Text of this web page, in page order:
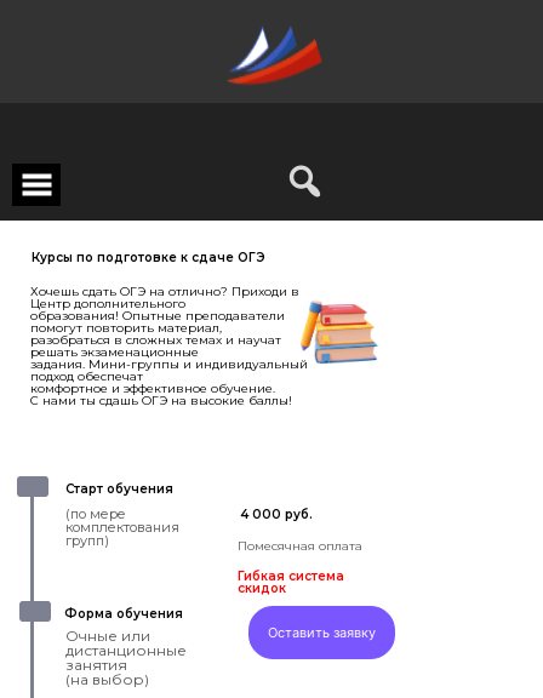
Курсы по подготовке к сдаче ОГЭ
Хочешь сдать ОГЭ на отлично? Приходи в
Центр дополнительного
образования! Опытные преподаватели
помогут повторить материал,
разобраться в сложных темах и научат
решать экзаменационные
задания. Мини-группы и индивидуальный
подход обеспечат
комфортное и эффективное обучение.
С нами ты сдашь ОГЭ на высокие баллы!
Старт обучения
(по мере
комплектования
групп)
Очные или
дистанционные
занятия
(на выбор)
4 000 руб.
Помесячная оплата
Гибкая система
скидок
Форма обучения
Оставить заявку